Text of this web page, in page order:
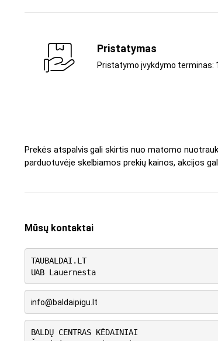
Pristatymas
Pristatymo įvykdymo terminas: 1
Prekės atspalvis gali skirtis nuo matomo
parduotuvėje skelbiamos prekių kainos, akcijos
Mūsų kontaktai
TAUBALDAI.LT
UAB Lauernesta
info@baldaipigu.lt
BALDŲ CENTRAS KĖDAINIAI